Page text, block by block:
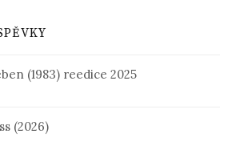
(1983) reedice 2025
(2026)